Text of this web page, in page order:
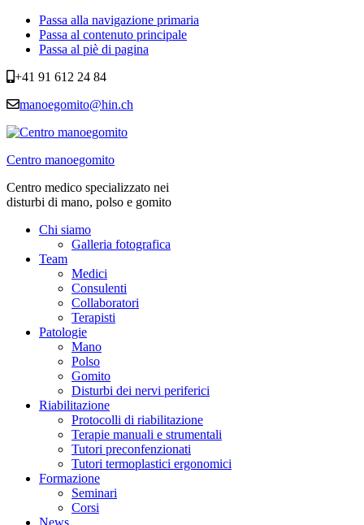
Passa alla navigazione primaria
Passa al contenuto principale
Passa al piè di pagina
+41 91 612 24 84
manoegomito@hin.ch
Centro manoegomito
Centro medico specializzato nei
disturbi di mano, polso e gomito
Chi siamo
Galleria fotografica
Team
Medici
Consulenti
Collaboratori
Terapisti
Patologie
Mano
Polso
Gomito
Disturbi dei nervi periferici
Riabilitazione
Protocolli di riabilitazione
Terapie manuali e strumentali
Tutori preconfenzionati
Tutori termoplastici ergonomici
Formazione
Seminari
Corsi
News